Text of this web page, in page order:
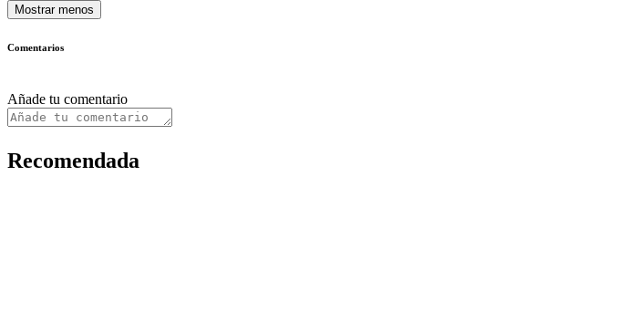
Mostrar menos
Comentarios
Añade tu comentario
Recomendada